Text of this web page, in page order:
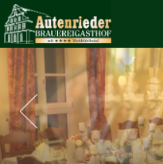
direkt zur Navigation
direkt zum Inhalt